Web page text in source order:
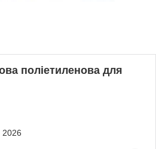
поліетиленова для
2026